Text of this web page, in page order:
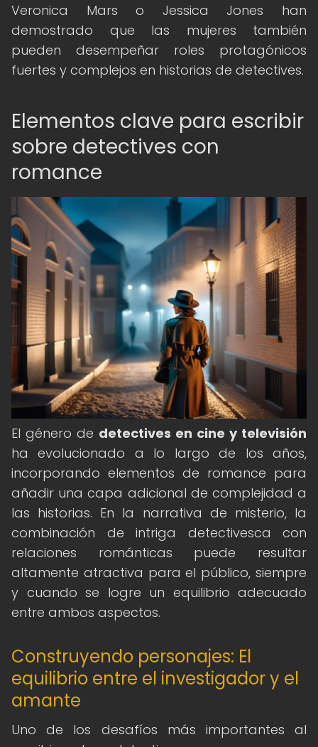
Veronica Mars o Jessica Jones han
demostrado que las mujeres también
pueden desempeñar roles protagónicos
fuertes y complejos en historias de detectives.
Elementos clave para escribir
sobre detectives con
romance
El género de detectives en cine y televisión
ha evolucionado a lo largo de los años,
incorporando elementos de romance para
añadir una capa adicional de complejidad a
las historias. En la narrativa de misterio, la
combinación de intriga detectivesca con
relaciones románticas puede resultar
altamente atractiva para el público, siempre
y cuando se logre un equilibrio adecuado
entre ambos aspectos.
Construyendo personajes: El
equilibrio entre el investigador y el
amante
Uno de los desafíos más importantes al